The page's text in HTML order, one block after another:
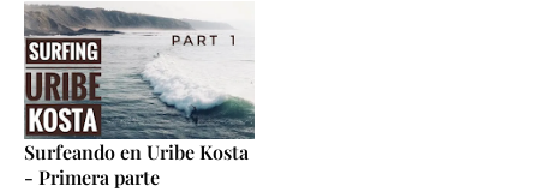
Surfeando en Uribe Kosta
- Primera parte